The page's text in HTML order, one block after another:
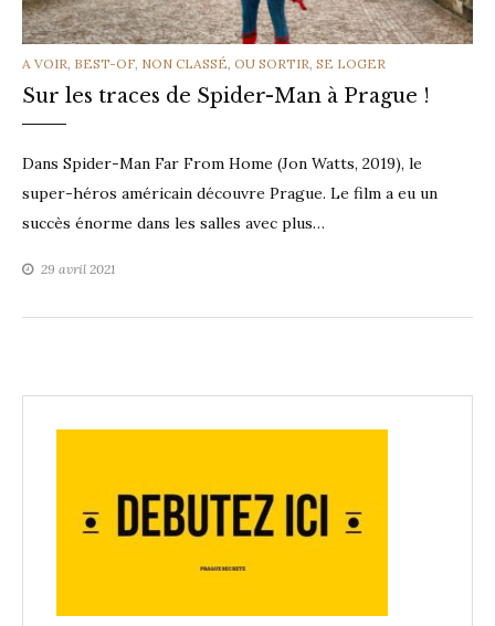
CATEGORIES
A VOIR, BEST-OF, NON CLASSÉ, OU SORTIR, SE LOGER
Sur les traces de Spider-Man à Prague !
Dans Spider-Man Far From Home (Jon Watts, 2019), le
super-héros américain découvre Prague. Le film a eu un
succès énorme dans les salles avec plus…
29 avril 2021